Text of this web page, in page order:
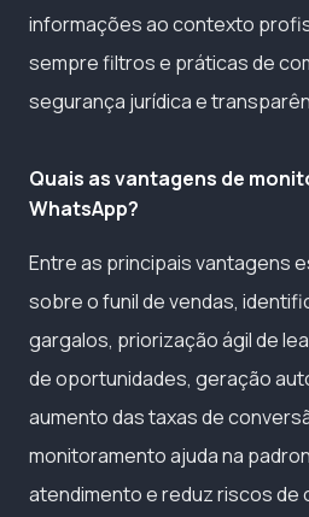
informações ao contexto
sempre filtros e práticas de
segurança jurídica e
Quais as vantagens de
WhatsApp?
Entre as principais vantagens
sobre o funil de vendas,
gargalos, priorização ágil de
de oportunidades, geração
aumento das taxas de
monitoramento ajuda na
atendimento e reduz riscos de